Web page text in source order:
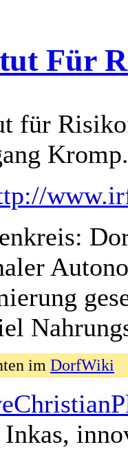
Für
für
Kromp.
im DorfWiki
Inkas,